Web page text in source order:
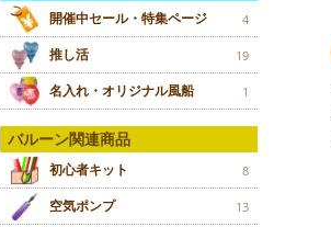
開催中セール・特集ページ 4
推し活 19
名入れ・オリジナル風船 1
バルーン関連商品
初心者キット 8
空気ポンプ 13